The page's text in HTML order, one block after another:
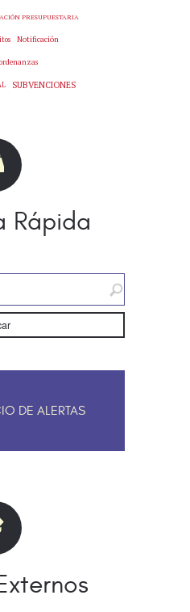
PRESUPUESTARIA
Notificación
ordenanzas
SUBVENCIONES
Rápida
DE ALERTAS